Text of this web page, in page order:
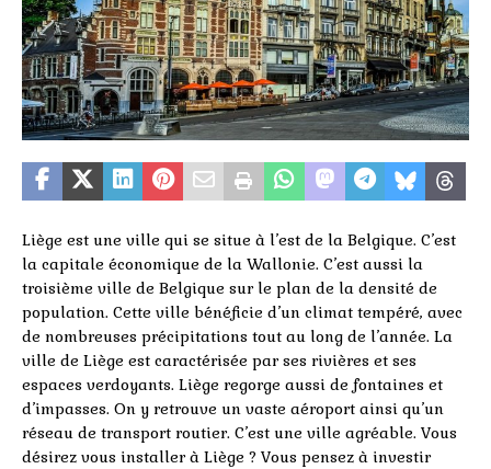
Liège est une ville qui se situe à l’est de la Belgique. C’est
la capitale économique de la Wallonie. C’est aussi la
troisième ville de Belgique sur le plan de la densité de
population. Cette ville bénéficie d’un climat tempéré, avec
de nombreuses précipitations tout au long de l’année. La
ville de Liège est caractérisée par ses rivières et ses
espaces verdoyants. Liège regorge aussi de fontaines et
d’impasses. On y retrouve un vaste aéroport ainsi qu’un
réseau de transport routier. C’est une ville agréable. Vous
désirez vous installer à Liège ? Vous pensez à investir